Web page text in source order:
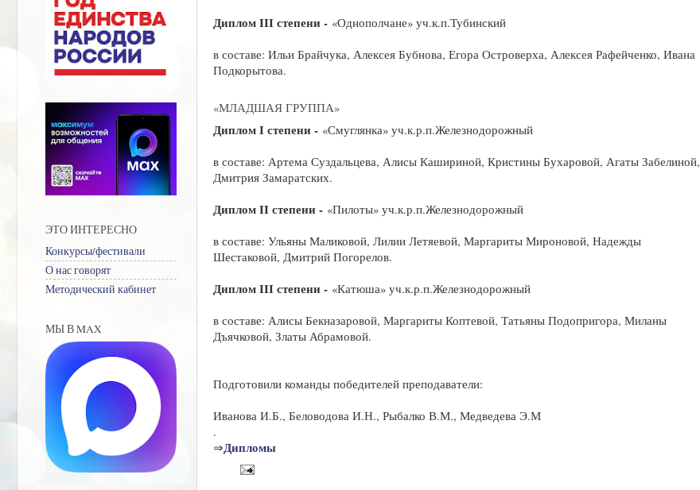
Диплом III степени - «Однополчане» уч.к.п.Тубинский
в составе: Ильи Брайчука, Алексея Бубнова, Егора Островерха, Алексея Рафейченко, Ивана
Подкорытова.
«МЛАДШАЯ ГРУППА»
Диплом I степени - «Смуглянка» уч.к.р.п.Железнодорожный
в составе: Артема Суздальцева, Алисы Кашириной, Кристины Бухаровой, Агаты Забелиной,
Дмитрия Замаратских.
Диплом II степени - «Пилоты» уч.к.р.п.Железнодорожный
в составе: Ульяны Маликовой, Лилии Летяевой, Маргариты Мироновой, Надежды
Шестаковой, Дмитрий Погорелов.
Диплом III степени - «Катюша» уч.к.р.п.Железнодорожный
в составе: Алисы Бекназаровой, Маргариты Коптевой, Татьяны Подопригора, Миланы
Дъячковой, Златы Абрамовой.
Подготовили команды победителей преподаватели:
Иванова И.Б., Беловодова И.Н., Рыбалко В.М., Медведева Э.М
.
⇒Дипломы
ЭТО ИНТЕРЕСНО
Конкурсы/фестивали
О нас говорят
Методический кабинет
МЫ В MAX